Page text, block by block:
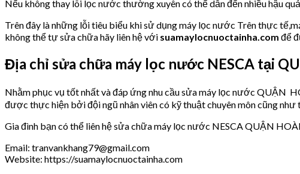
Nếu không thay lõi lọc nước thường xuyên có thể dẫn đến nhiều hậu
Trên đây là những lỗi tiêu biểu khi sử dụng máy lọc nước Trên thực
không thể tự sửa chữa hãy liên hệ với suamaylocnuoctainha.com để
Địa chỉ sửa chữa máy lọc nước NESCA tại
Nhằm phục vụ tốt nhất và đáp ứng nhu cầu sửa máy lọc nước QUẬN
được thực hiện bởi đội ngũ nhân viên có kỹ thuật chuyên môn cũng như
Gia đình bạn có thể liên hệ sửa chữa máy lọc nước NESCA QUẬN
Email: tranvankhang79@gmail.com
Website: https://suamaylocnuoctainha.com